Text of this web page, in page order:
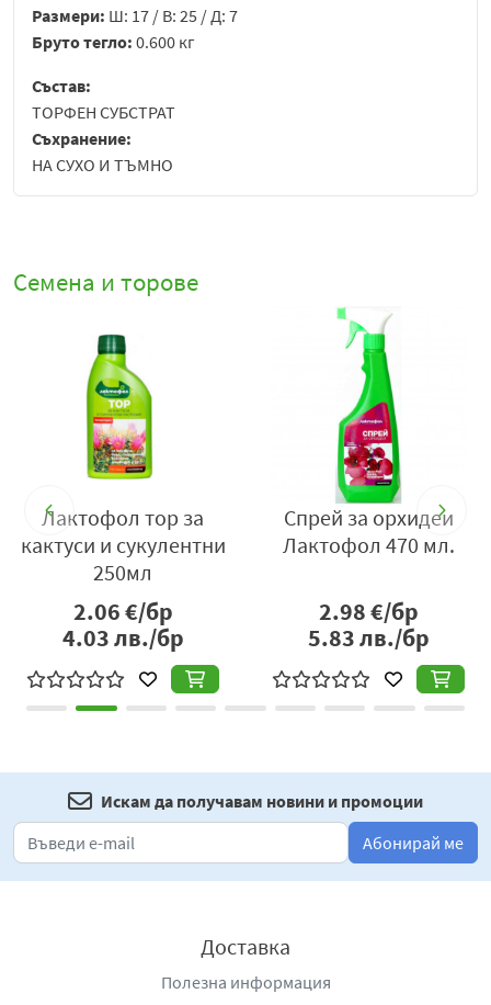
Размери: Ш: 17 / В: 25 / Д: 7
Бруто тегло: 0.600 кг
Състав:
ТОРФЕН СУБСТРАТ
Съхранение:
НА СУХО И ТЪМНО
Семена и торове
Лактофол тор за
кактуси и сукулентни
250мл
2.06€/бр
4.03лв./бр
Спрей за орхидеи
Лактофол 470 мл.
2.98€/бр
5.83лв./бр
Искам да получавам новини и промоции
Абонирай ме
Доставка
Полезна информация